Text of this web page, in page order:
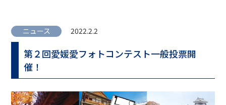
ニュース 2022.2.2
第２回愛媛愛フォトコンテスト一般投票開
催！